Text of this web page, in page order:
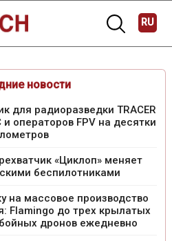
RU
новости
для радиоразведки TRACER
операторов FPV на десятки
«Циклоп» меняет
беспилотниками
на массовое производство
Flamingo до трех крылатых
дронов ежедневно